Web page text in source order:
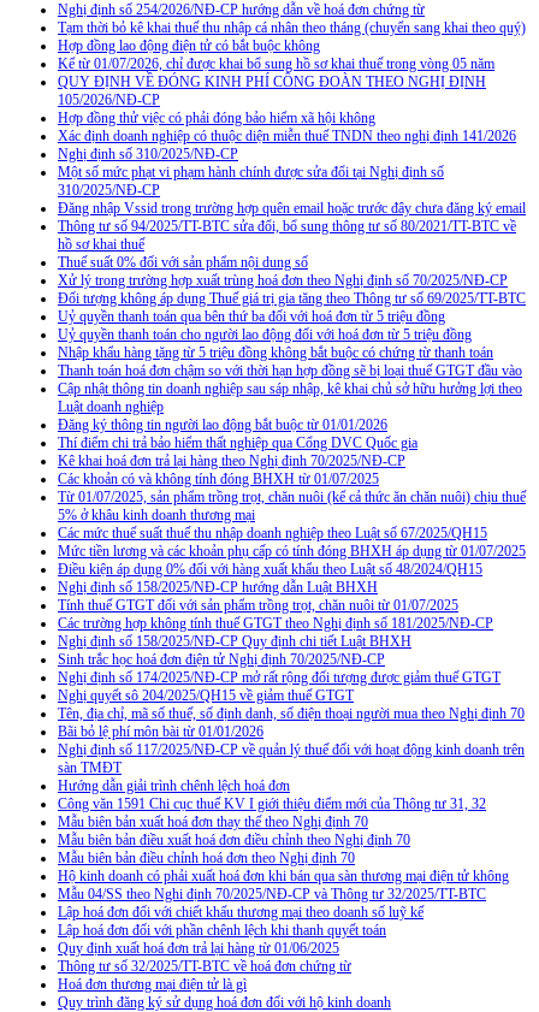
Nghị định số 254/2026/NĐ-CP hướng dẫn về hoá đơn chứng từ
Tạm thời bỏ kê khai thuế thu nhập cá nhân theo tháng (chuyển sang khai theo quý)
Hợp đồng lao động điện tử có bắt buộc không
Kể từ 01/07/2026, chỉ được khai bổ sung hồ sơ khai thuế trong vòng 05 năm
QUY ĐỊNH VỀ ĐÓNG KINH PHÍ CÔNG ĐOÀN THEO NGHỊ ĐỊNH
105/2026/NĐ-CP
Hợp đồng thử việc có phải đóng bảo hiểm xã hội không
Xác định doanh nghiệp có thuộc diện miễn thuế TNDN theo nghị định 141/2026
Nghị định số 310/2025/NĐ-CP
Một số mức phạt vi phạm hành chính được sửa đổi tại Nghị định số
310/2025/NĐ-CP
Đăng nhập Vssid trong trường hợp quên email hoặc trước đây chưa đăng ký email
Thông tư số 94/2025/TT-BTC sửa đổi, bổ sung thông tư số 80/2021/TT-BTC về
hồ sơ khai thuế
Thuế suất 0% đối với sản phẩm nội dung số
Xử lý trong trường hợp xuất trùng hoá đơn theo Nghị định số 70/2025/NĐ-CP
Đối tượng không áp dụng Thuế giá trị gia tăng theo Thông tư số 69/2025/TT-BTC
Uỷ quyền thanh toán qua bên thứ ba đối với hoá đơn từ 5 triệu đồng
Uỷ quyền thanh toán cho người lao động đối với hoá đơn từ 5 triệu đồng
Nhập khẩu hàng tặng từ 5 triệu đồng không bắt buộc có chứng từ thanh toán
Thanh toán hoá đơn chậm so với thời hạn hợp đồng sẽ bị loại thuế GTGT đầu vào
Cập nhật thông tin doanh nghiệp sau sáp nhập, kê khai chủ sở hữu hưởng lợi theo
Luật doanh nghiệp
Đăng ký thông tin người lao động bắt buộc từ 01/01/2026
Thí điểm chi trả bảo hiểm thất nghiệp qua Cổng DVC Quốc gia
Kê khai hoá đơn trả lại hàng theo Nghị định 70/2025/NĐ-CP
Các khoản có và không tính đóng BHXH từ 01/07/2025
Từ 01/07/2025, sản phẩm trồng trọt, chăn nuôi (kể cả thức ăn chăn nuôi) chịu thuế
5% ở khâu kinh doanh thương mại
Các mức thuế suất thuế thu nhập doanh nghiệp theo Luật số 67/2025/QH15
Mức tiền lương và các khoản phụ cấp có tính đóng BHXH áp dụng từ 01/07/2025
Điều kiện áp dụng 0% đối với hàng xuất khẩu theo Luật số 48/2024/QH15
Nghị định số 158/2025/NĐ-CP hướng dẫn Luật BHXH
Tính thuế GTGT đối với sản phẩm trồng trọt, chăn nuôi từ 01/07/2025
Các trường hợp không tính thuế GTGT theo Nghị định số 181/2025/NĐ-CP
Nghị định số 158/2025/NĐ-CP Quy định chi tiết Luật BHXH
Sinh trắc học hoá đơn điện tử Nghị định 70/2025/NĐ-CP
Nghị định số 174/2025/NĐ-CP mở rất rộng đối tượng được giảm thuế GTGT
Nghị quyết sô 204/2025/QH15 về giảm thuế GTGT
Tên, địa chỉ, mã số thuế, số định danh, số điện thoại người mua theo Nghị định 70
Bãi bỏ lệ phí môn bài từ 01/01/2026
Nghị định số 117/2025/NĐ-CP về quản lý thuế đối với hoạt động kinh doanh trên
sàn TMĐT
Hướng dẫn giải trình chênh lệch hoá đơn
Công văn 1591 Chi cục thuế KV I giới thiệu điểm mới của Thông tư 31, 32
Mẫu biên bản xuất hoá đơn thay thế theo Nghị định 70
Mẫu biên bản điều xuất hoá đơn điều chỉnh theo Nghị định 70
Mẫu biên bản điều chỉnh hoá đơn theo Nghị định 70
Hộ kinh doanh có phải xuất hoá đơn khi bán qua sàn thương mại điện tử không
Mẫu 04/SS theo Nghi định 70/2025/NĐ-CP và Thông tư 32/2025/TT-BTC
Lập hoá đơn đối với chiết khấu thương mại theo doanh số luỹ kế
Lập hoá đơn đối với phần chênh lệch khi thanh quyết toán
Quy định xuất hoá đơn trả lại hàng từ 01/06/2025
Thông tư số 32/2025/TT-BTC về hoá đơn chứng từ
Hoá đơn thương mại điện tử là gì
Quy trình đăng ký sử dụng hoá đơn đối với hộ kinh doanh